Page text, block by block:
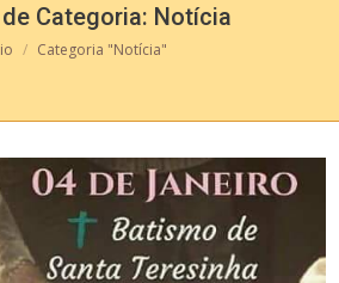
Categoria: Notícia
está aqui:
Categoria "Notícia"